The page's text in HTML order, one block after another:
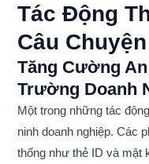
Tác Động
Câu
Tăng Cường
Trường Doanh
Một trong những tác
ninh doanh nghiệp. Các
thống như thẻ ID và mật